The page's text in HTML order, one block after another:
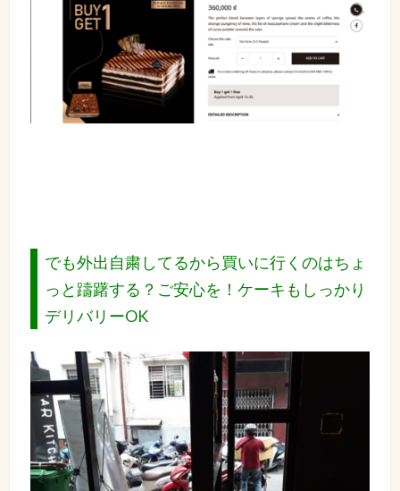
でも外出自粛してるから買いに行くのはちょ
っと躊躇する？ご安心を！ケーキもしっかり
デリバリーOK